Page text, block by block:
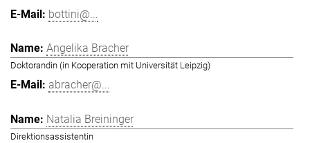
bottini@...
Angelika Bracher
Doktorandin (in Kooperation mit Universität Leipzig)
abracher@...
Natalia Breininger
Direktionsassistentin